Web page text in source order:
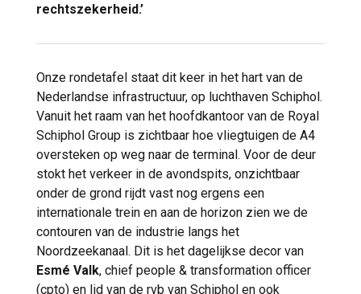
rechtszekerheid.’
Onze rondetafel staat dit keer in het hart van de
Nederlandse infrastructuur, op luchthaven Schiphol.
Vanuit het raam van het hoofdkantoor van de Royal
Schiphol Group is zichtbaar hoe vliegtuigen de A4
oversteken op weg naar de terminal. Voor de deur
stokt het verkeer in de avondspits, onzichtbaar
onder de grond rijdt vast nog ergens een
internationale trein en aan de horizon zien we de
contouren van de industrie langs het
Noordzeekanaal. Dit is het dagelijkse decor van
Esmé Valk, chief people & transformation officer
(cpto) en lid van de rvb van Schiphol en ook